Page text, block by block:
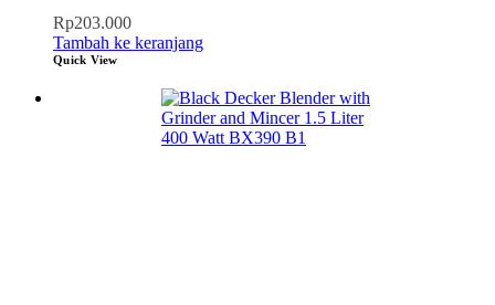
Rp203.000
Tambah ke keranjang
Quick View